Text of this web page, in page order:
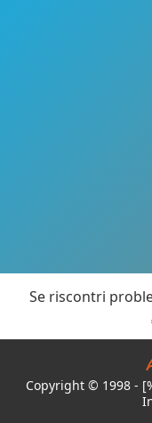
Se riscontri
Copyright © 1998 -